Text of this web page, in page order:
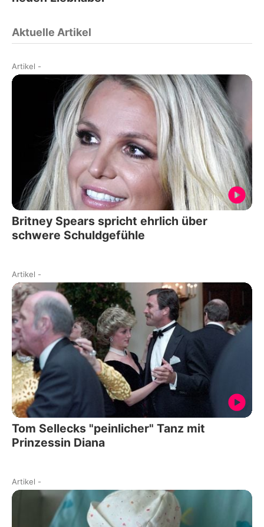
Aktuelle Artikel
Artikel -
Britney Spears spricht ehrlich über
schwere Schuldgefühle
Artikel -
Tom Sellecks "peinlicher" Tanz mit
Prinzessin Diana
Artikel -